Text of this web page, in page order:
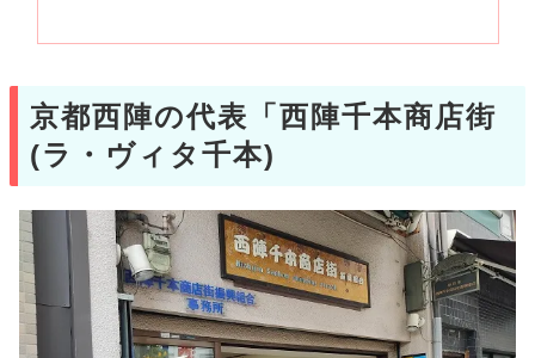
京都西陣の代表「西陣千本商店街
(ラ・ヴィタ千本)